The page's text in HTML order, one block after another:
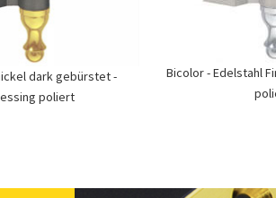
dark gebürstet -
poliert
Bicolor - Edelstahl